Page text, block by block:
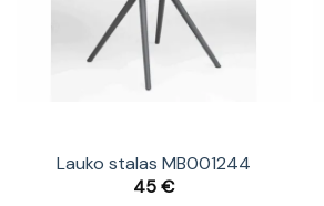
Lauko stalas MB001244
45€